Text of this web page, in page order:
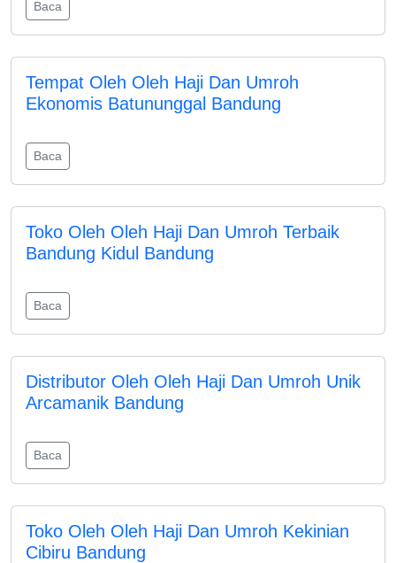
Baca
Tempat Oleh Oleh Haji Dan Umroh
Ekonomis Batununggal Bandung
Baca
Toko Oleh Oleh Haji Dan Umroh Terbaik
Bandung Kidul Bandung
Baca
Distributor Oleh Oleh Haji Dan Umroh Unik
Arcamanik Bandung
Baca
Toko Oleh Oleh Haji Dan Umroh Kekinian
Cibiru Bandung